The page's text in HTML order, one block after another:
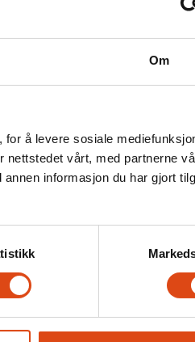
Om
å levere sosiale
vårt, med partnerne
informasjon du har gjort
master